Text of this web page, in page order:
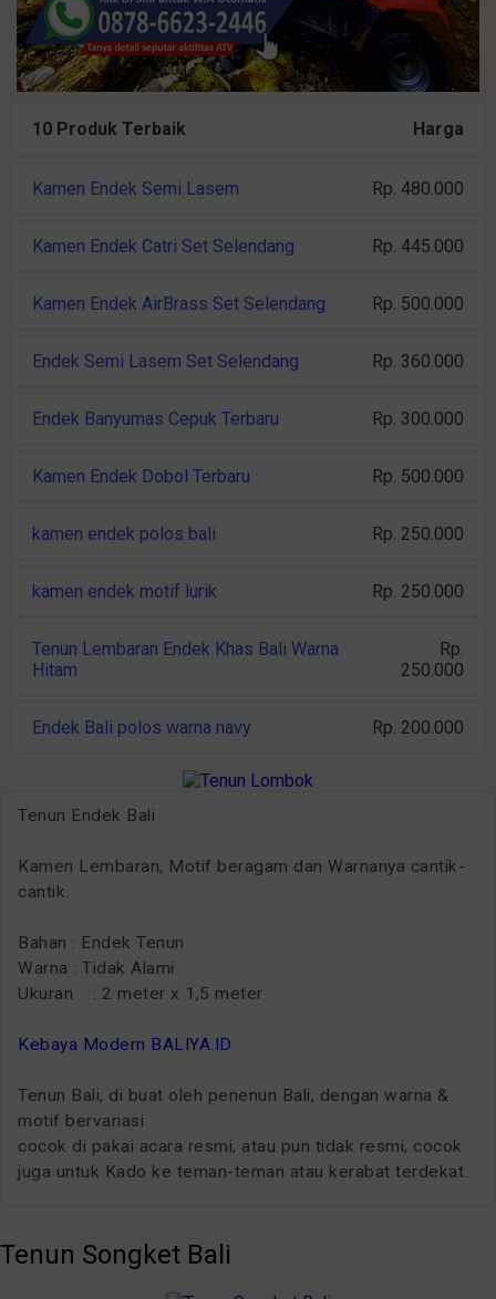
10 Produk Terbaik Harga
Kamen Endek Semi Lasem Rp. 480.000
Kamen Endek Catri Set Selendang Rp. 445.000
Kamen Endek AirBrass Set Selendang Rp. 500.000
Endek Semi Lasem Set Selendang Rp. 360.000
Endek Banyumas Cepuk Terbaru Rp. 300.000
Kamen Endek Dobol Terbaru Rp. 500.000
kamen endek polos bali Rp. 250.000
kamen endek motif lurik Rp. 250.000
Tenun Lembaran Endek Khas Bali Warna
Hitam
Rp.
250.000
Endek Bali polos warna navy Rp. 200.000
Tenun Endek Bali
Kamen Lembaran, Motif beragam dan Warnanya cantik-
cantik.
Bahan : Endek Tenun
Warna : Tidak Alami
Ukuran : 2 meter x 1,5 meter
Kebaya Modern BALIYA.ID
Tenun Bali, di buat oleh penenun Bali, dengan warna &
motif bervariasi
cocok di pakai acara resmi, atau pun tidak resmi, cocok
juga untuk Kado ke teman-teman atau kerabat terdekat.
Tenun Songket Bali